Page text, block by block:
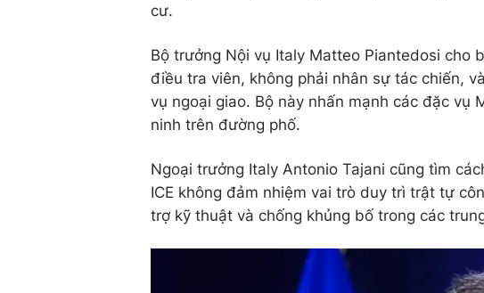
cư.
Bộ trưởng Nội vụ Italy Matteo Piantedosi cho
điều tra viên, không phải nhân sự tác chiến,
vụ ngoại giao. Bộ này nhấn mạnh các đặc vụ
ninh trên đường phố.
Ngoại trưởng Italy Antonio Tajani cũng tìm
ICE không đảm nhiệm vai trò duy trì trật tự
trợ kỹ thuật và chống khủng bố trong các